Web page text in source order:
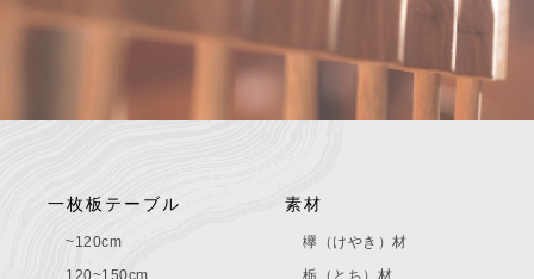
一枚板テーブル
~120cm
120~150cm
素材
欅（けやき）材
栃（とち）材